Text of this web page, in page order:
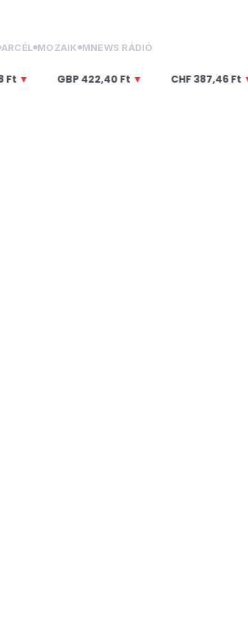
ARCÉL MOZAIK MNEWS RÁDIÓ
GBP422,40 Ft▼ CHF387,46 Ft▼ EUR